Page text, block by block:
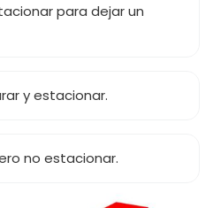
para dejar un
y estacionar.
no estacionar.